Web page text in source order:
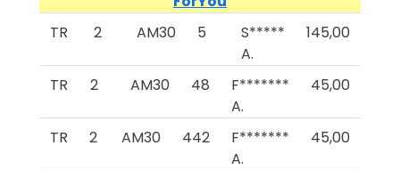
TR
2 AM30 5
S*****
A.
145,00
TR 2 AM30 48
F*******
A.
45,00
TR 2 AM30 442
F*******
A.
45,00